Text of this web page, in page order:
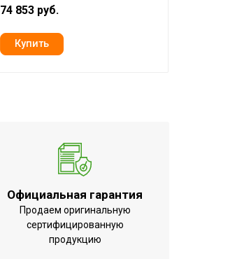
74 853 руб.
Официальная гарантия
Продаем оригинальную
сертифицированную
продукцию